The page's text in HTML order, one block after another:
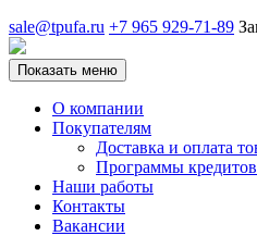
sale@tpufa.ru +7 965 929-71-89
Показать меню
О компании
Покупателям
Доставка и оплата
Программы
Наши работы
Контакты
Вакансии